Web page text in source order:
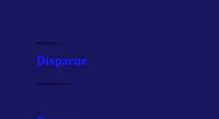
RÉPERTOIRE — 2016
Disparue
Marcela Santander Corvalán